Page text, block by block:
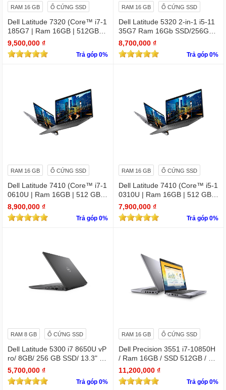
RAM 16 GB Ổ CỨNG SSD
Dell Latitude 7320 (Core™ i7-1
185G7 | Ram 16GB | 512GB S
SD | 13.3 inch FHD)
9,500,000 ₫
Trả góp 0%
RAM 16 GB Ổ CỨNG SSD
Dell Latitude 5320 2-in-1 i5-11
35G7 Ram 16Gb SSD/256GB
13.3″ FHD X360 Touch
8,700,000 ₫
Trả góp 0%
RAM 16 GB Ổ CỨNG SSD
Dell Latitude 7410 (Core™ i7-1
0610U | Ram 16GB | 512 GB S
SD | 14.0inch FHD) 2 in 1 cảm
ứng
8,900,000 ₫
Trả góp 0%
RAM 16 GB Ổ CỨNG SSD
Dell Latitude 7410 (Core™ i5-1
0310U | Ram 16GB | 512 GB S
SD | 14.0inch FHD) 2 in 1 cảm
ứng
7,900,000 ₫
Trả góp 0%
RAM 8 GB Ổ CỨNG SSD
Dell Latitude 5300 i7 8650U vP
ro/ 8GB/ 256 GB SSD/ 13.3" /
Win 10 Pro
5,700,000 ₫
Trả góp 0%
RAM 16 GB Ổ CỨNG SSD
Dell Precision 3551 i7-10850H
/ Ram 16GB / SSD 512GB / Mà
n 15.6″ IPS Full HD 1920×1080
IPS / VGA NVIDIA Quadro P62
0
11,200,000 ₫
Trả góp 0%